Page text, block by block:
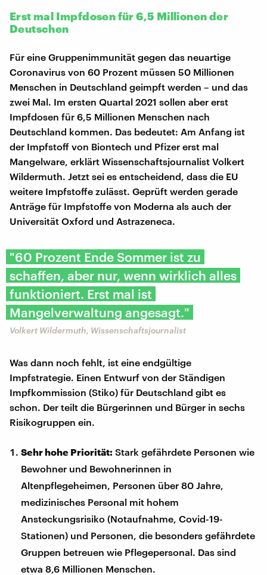
Erst mal Impfdosen für 6,5 Millionen der
Deutschen
Für eine Gruppenimmunität gegen das neuartige
Coronavirus von 60 Prozent müssen 50 Millionen
Menschen in Deutschland geimpft werden – und das
zwei Mal. Im ersten Quartal 2021 sollen aber erst
Impfdosen für 6,5 Millionen Menschen nach
Deutschland kommen. Das bedeutet: Am Anfang ist
der Impfstoff von Biontech und Pfizer erst mal
Mangelware, erklärt Wissenschaftsjournalist Volkert
Wildermuth. Jetzt sei es entscheidend, dass die EU
weitere Impfstoffe zulässt. Geprüft werden gerade
Anträge für Impfstoffe von Moderna als auch der
Universität Oxford und Astrazeneca.
"60 Prozent Ende Sommer ist zu
schaffen, aber nur, wenn wirklich alles
funktioniert. Erst mal ist
Mangelverwaltung angesagt."
Volkert Wildermuth, Wissenschaftsjournalist
Was dann noch fehlt, ist eine endgültige
Impfstrategie. Einen Entwurf von der Ständigen
Impfkommission (Stiko) für Deutschland gibt es
schon. Der teilt die Bürgerinnen und Bürger in sechs
Risikogruppen ein.
Sehr hohe Priorität: Stark gefährdete Personen wie
Bewohner und Bewohnerinnen in
Altenpflegeheimen, Personen über 80 Jahre,
medizinisches Personal mit hohem
Ansteckungsrisiko (Notaufnahme, Covid-19-
Stationen) und Personen, die besonders gefährdete
Gruppen betreuen wie Pflegepersonal. Das sind
etwa 8,6 Millionen Menschen.